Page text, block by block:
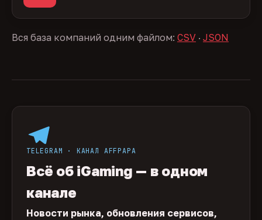
Вся база компаний одним файлом: CSV · JSON
TELEGRAM · КАНАЛ AFFPAPA
Всё об iGaming — в одном
канале
Новости рынка, обновления сервисов,